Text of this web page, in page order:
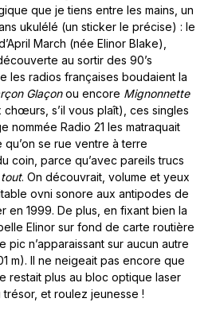
que je tiens entre les mains, un
ukulélé (un sticker le précise) : le
March (née Elinor Blake),
au sortir des 90’s
les radios françaises boudaient la
Glaçonou encore Mignonnette
s’il vous plaît), ces singles
nommée Radio 21 les matraquait
qu’on se rue ventre à terre
coin, parce qu’avec pareils trucs
tout. On découvrait, volume et yeux
ovni sonore aux antipodes de
en 1999. De plus, en fixant bien la
Elinor sur fond de carte routière
pic n’apparaissant sur aucun autre
m). Il ne neigeait pas encore que
restait plus au bloc optique laser
trésor, et roulez jeunesse !